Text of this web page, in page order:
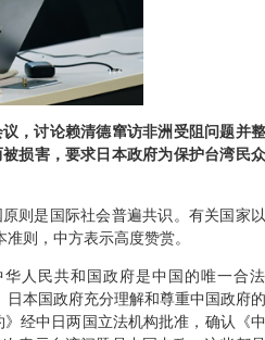
，讨论赖清德窜访非洲受阻问题并
损害，要求日本政府为保护台湾民
则是国际社会普遍共识。有关国家
则，中方表示高度赞赏。
人民共和国政府是中国的唯一合
日本国政府充分理解和尊重中国政府
经中日两国立法机构批准，确认《